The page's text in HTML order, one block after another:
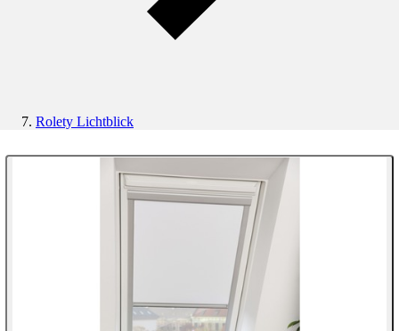
Rolety Lichtblick